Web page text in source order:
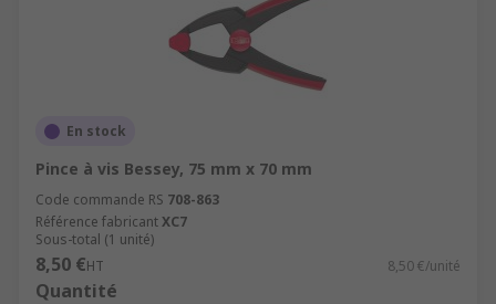
En stock
Pince à vis Bessey, 75 mm x 70 mm
Code commande RS 708-863
Référence fabricantXC7
Sous-total (1 unité)
8,50 €HT 8,50 €/unité
Quantité